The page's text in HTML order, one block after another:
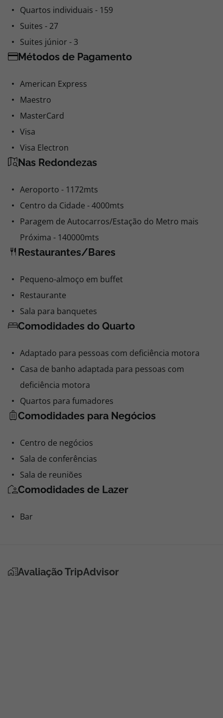
Quartos individuais - 159
Suites - 27
Suites júnior - 3
Métodos de Pagamento
American Express
Maestro
MasterCard
Visa
Visa Electron
Nas Redondezas
Aeroporto - 1172mts
Centro da Cidade - 4000mts
Paragem de Autocarros/Estação do Metro mais
Próxima - 140000mts
Restaurantes/Bares
Pequeno-almoço em buffet
Restaurante
Sala para banquetes
Comodidades do Quarto
Adaptado para pessoas com deficiência motora
Casa de banho adaptada para pessoas com
deficiência motora
Quartos para fumadores
Comodidades para Negócios
Centro de negócios
Sala de conferências
Sala de reuniões
Comodidades de Lazer
Bar
Avaliação TripAdvisor